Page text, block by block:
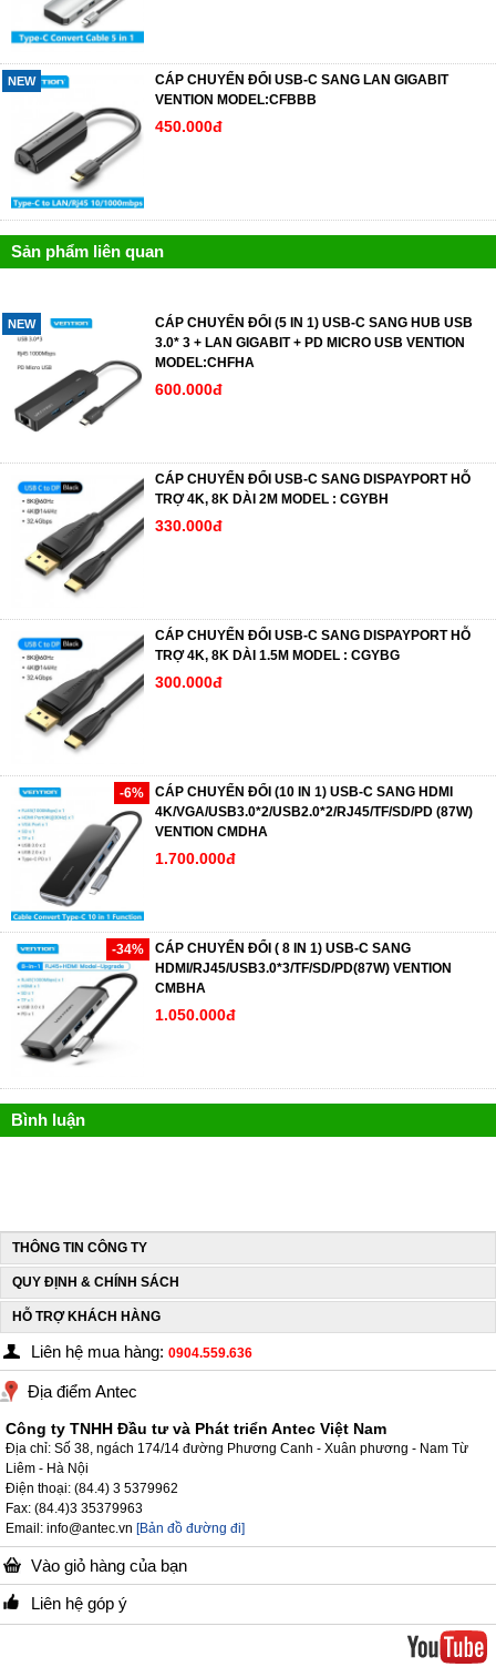
NEW
CÁP CHUYỂN ĐỔI USB-C SANG LAN GIGABIT
VENTION MODEL:CFBBB
450.000đ
Sản phẩm liên quan
NEW
CÁP CHUYỂN ĐỔI (5 IN 1) USB-C SANG HUB USB
3.0* 3 + LAN GIGABIT + PD MICRO USB VENTION
MODEL:CHFHA
600.000đ
CÁP CHUYỂN ĐỔI USB-C SANG DISPAYPORT HỖ
TRỢ 4K, 8K DÀI 2M MODEL : CGYBH
330.000đ
CÁP CHUYỂN ĐỔI USB-C SANG DISPAYPORT HỖ
TRỢ 4K, 8K DÀI 1.5M MODEL : CGYBG
300.000đ
-6%
CÁP CHUYỂN ĐỔI (10 IN 1) USB-C SANG HDMI
4K/VGA/USB3.0*2/USB2.0*2/RJ45/TF/SD/PD (87W)
VENTION CMDHA
1.700.000đ
-34%
CÁP CHUYỂN ĐỔI ( 8 IN 1) USB-C SANG
HDMI/RJ45/USB3.0*3/TF/SD/PD(87W) VENTION
CMBHA
1.050.000đ
Bình luận
THÔNG TIN CÔNG TY
QUY ĐỊNH & CHÍNH SÁCH
HỖ TRỢ KHÁCH HÀNG
Liên hệ mua hàng: 0904.559.636
Địa điểm Antec
Công ty TNHH Đầu tư và Phát triển Antec Việt Nam
Địa chỉ: Số 38, ngách 174/14 đường Phương Canh - Xuân phương - Nam Từ
Liêm - Hà Nội
Điện thoại: (84.4) 3 5379962
Fax: (84.4)3 35379963
Email: info@antec.vn [Bản đồ đường đi]
Vào giỏ hàng của bạn
Liên hệ góp ý